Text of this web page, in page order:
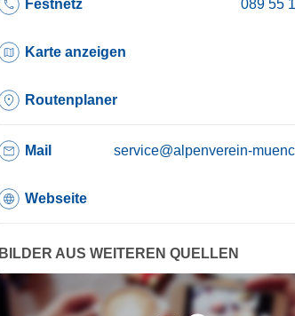
Festnetz
Karte anzeigen
Routenplaner
Mail
Webseite
BILDER AUS WEITEREN QUELLEN